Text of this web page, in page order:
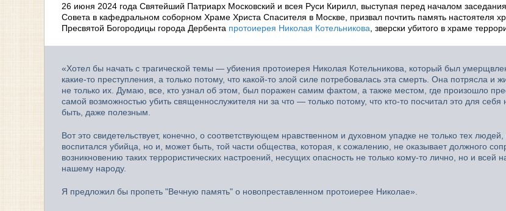
26 июня 2024 года Святейший Патриарх Московский и всея Руси Кирилл, выступая перед началом
Совета в кафедральном соборном Храме Христа Спасителя в Москве, призвал почтить память настоятеля
Пресвятой Богородицы города Дербента протоиерея Николая Котельникова , зверски убитого в храме
«Хотел бы начать с трагической темы — убиения протоиерея Николая Котельникова, который был
какие-то преступления, а только потому, что какой-то злой силе потребовалась эта смерть. Она потрясла и
не только их. Думаю, все, кто узнал об этом, был поражен самим фактом, а также местом, где произошло
самой возможностью убить священнослужителя ни за что — только потому, что кто-то посчитал это для
быть, даже полезным.
Вот это свидетельствует, конечно, о соответствующем нравственном и духовном упадке не только тех
воспитался убийца, но и, может быть, той части общества, которая, к сожалению, не оказывает должного
возникновению таких террористических настроений, несущих опасность не только кому-то лично, но и всей
нашему народу.
Я предложил бы пропеть "Вечную память" о новопреставленном протоиерее Николае».